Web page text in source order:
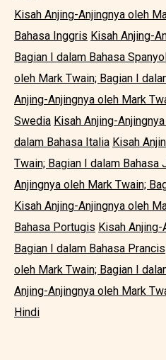
Kisah Anjing-Anjingnya oleh
Bahasa Inggris Kisah Anjing-
Bagian I dalam Bahasa
oleh Mark Twain; Bagian I
Anjing-Anjingnya oleh Mark
Swedia Kisah Anjing-
dalam Bahasa Italia Kisah
Twain; Bagian I dalam Bahasa
Anjingnya oleh Mark Twain;
Kisah Anjing-Anjingnya oleh
Bahasa Portugis Kisah Anjing-
Bagian I dalam Bahasa Prancis
oleh Mark Twain; Bagian I
Anjing-Anjingnya oleh Mark
Hindi